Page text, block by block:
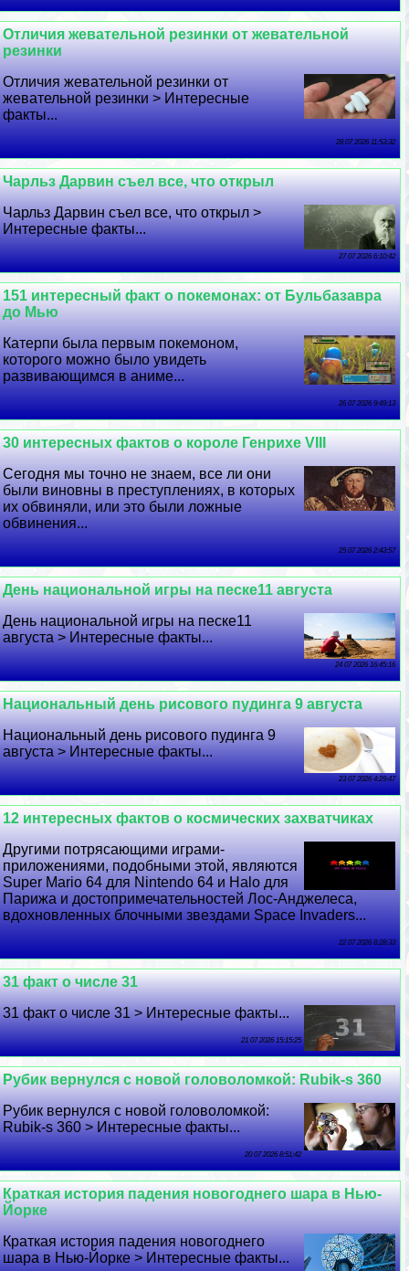
Отличия жевательной резинки от жевательной
резинки
Отличия жевательной резинки от
жевательной резинки > Интересные
факты...
28 07 2026 11:53:32
Чарльз Дарвин съел все, что открыл
Чарльз Дарвин съел все, что открыл >
Интересные факты...
27 07 2026 6:10:42
151 интересный факт о покемонах: от Бульбазавра
до Мью
Катерпи была первым покемоном,
которого можно было увидеть
развивающимся в аниме...
26 07 2026 9:49:13
30 интересных фактов о короле Генрихе VIII
Сегодня мы точно не знаем, все ли они
были виновны в преступлениях, в которых
их обвиняли, или это были ложные
обвинения...
25 07 2026 2:43:57
День национальной игры на песке11 августа
День национальной игры на песке11
августа > Интересные факты...
24 07 2026 16:45:16
Национальный день рисового пудинга 9 августа
Национальный день рисового пудинга 9
августа > Интересные факты...
23 07 2026 4:29:47
12 интересных фактов о космических захватчиках
Другими потрясающими играми-
приложениями, подобными этой, являются
Super Mario 64 для Nintendo 64 и Halo для
Парижа и достопримечательностей Лос-Анджелеса,
вдохновленных блочными звездами Space Invaders...
22 07 2026 8:28:33
31 факт о числе 31
31 факт о числе 31 > Интересные факты...
21 07 2026 15:15:25
Рубик вернулся с новой головоломкой: Rubik-s 360
Рубик вернулся с новой головоломкой:
Rubik-s 360 > Интересные факты...
20 07 2026 8:51:42
Краткая история падения новогоднего шара в Нью-
Йорке
Краткая история падения новогоднего
шара в Нью-Йорке > Интересные факты...